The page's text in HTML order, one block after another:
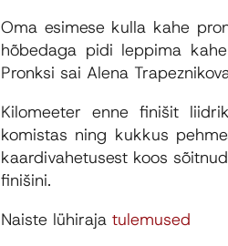
Oma esimese kulla kahe
hõbedaga pidi leppima
Pronksi sai Alena
Kilomeeter enne finišit
komistas ning kukkus
kaardivahetusest koos
finišini.
Naiste lühiraja tulemused